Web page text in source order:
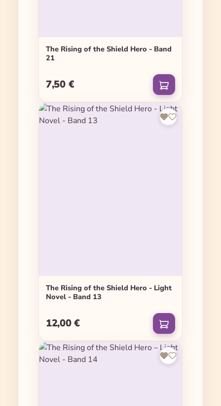
The Rising of the Shield Hero - Band
21
Regulärer Preis:
7,50 €
The Rising of the Shield Hero - Light
Novel - Band 13
Regulärer Preis:
12,00 €